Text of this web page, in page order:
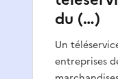
du (…)
Un
entreprises